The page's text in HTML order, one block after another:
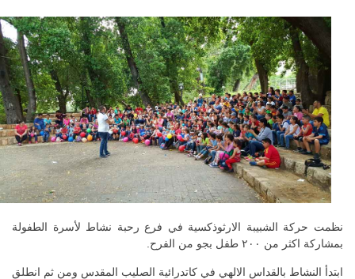
نظمت حركة الشبيبة الارثوذكسية في فرع رحبة نشاط لأسرة الطفولة
بمشاركة اكثر من ٢٠٠ طفل بجو من الفرح.
ابتدأ النشاط بالقداس الالهي في كاتدرائية الصليب المقدس ومن ثم انطلق